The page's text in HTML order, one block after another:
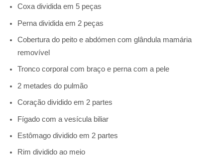
Coxa dividida em 5 peças
Perna dividida em 2 peças
Cobertura do peito e abdómen com glândula mamária
removível
Tronco corporal com braço e perna com a pele
2 metades do pulmão
Coração dividido em 2 partes
Fígado com a vesícula biliar
Estômago dividido em 2 partes
Rim dividido ao meio